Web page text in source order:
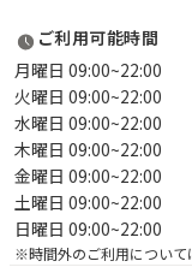
ご利用可能時間
月曜日 09:00~22:00
火曜日 09:00~22:00
水曜日 09:00~22:00
木曜日 09:00~22:00
金曜日 09:00~22:00
土曜日 09:00~22:00
日曜日 09:00~22:00
※時間外のご利用について